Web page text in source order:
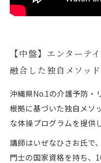
【中盤】エンターテ
融合した独自メソッ
沖縄県No.1の介護予防・
根拠に基づいた独自メソ
な体操プログラムを提供
講師はいぜなひさお氏で
門士の国家資格を持ち、